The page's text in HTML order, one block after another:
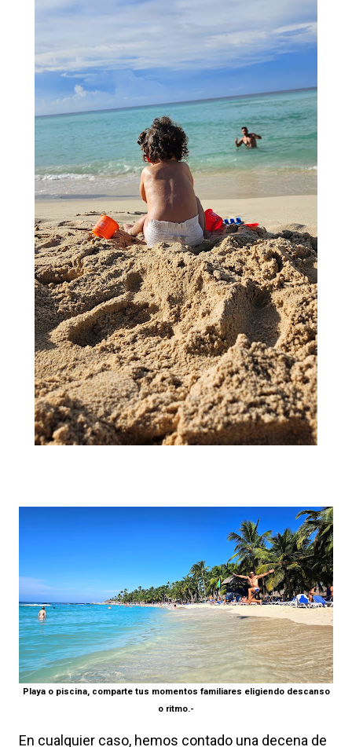
Playa o piscina, comparte tus momentos familiares eligiendo descanso
o ritmo.-
En cualquier caso, hemos contado una decena de